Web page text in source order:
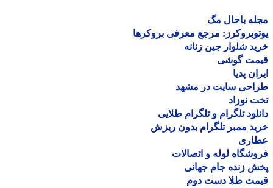
باحال مگ
مرجع معرفی بروکرها
شلوار جین زنانه
گوشی
پدیا
سایت در مشهد
نوزاد
تلگرام و تلگرام طلایی
ممبر تلگرام بدون ریزش
لوله و اتصالات
زنده جام جهانی
طلا دست دوم